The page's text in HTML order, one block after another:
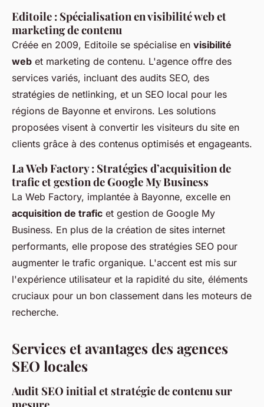
Editoile : Spécialisation en visibilité web et
marketing de contenu
Créée en 2009, Editoile se spécialise en visibilité
web et marketing de contenu. L'agence offre des
services variés, incluant des audits SEO, des
stratégies de netlinking, et un SEO local pour les
régions de Bayonne et environs. Les solutions
proposées visent à convertir les visiteurs du site en
clients grâce à des contenus optimisés et engageants.
La Web Factory : Stratégies d’acquisition de
trafic et gestion de Google My Business
La Web Factory, implantée à Bayonne, excelle en
acquisition de trafic et gestion de Google My
Business. En plus de la création de sites internet
performants, elle propose des stratégies SEO pour
augmenter le trafic organique. L'accent est mis sur
l'expérience utilisateur et la rapidité du site, éléments
cruciaux pour un bon classement dans les moteurs de
recherche.
Services et avantages des agences
SEO locales
Audit SEO initial et stratégie de contenu sur